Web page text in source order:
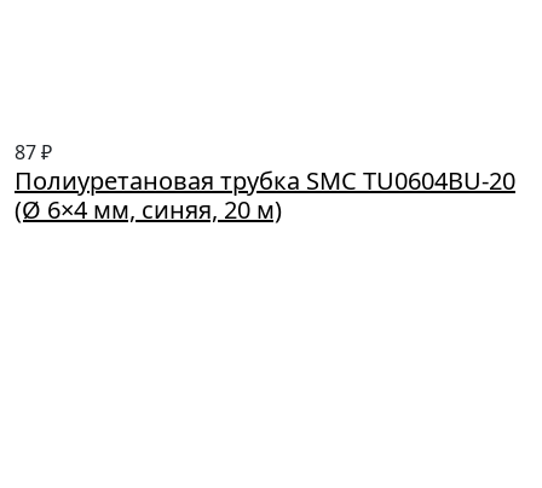
87 ₽
Полиуретановая трубка SMC TU0604BU-20
(Ø 6×4 мм, синяя, 20 м)